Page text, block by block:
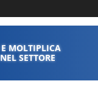
MOLTIPLICA
SETTORE